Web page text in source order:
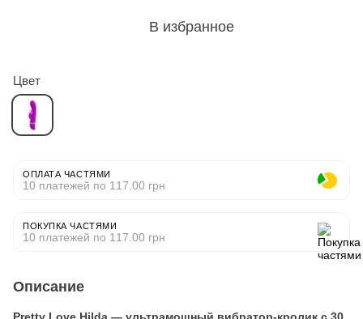
В избранное
Цвет
ОПЛАТА ЧАСТЯМИ
10 платежей по 117.00 грн
ПОКУПКА ЧАСТЯМИ
10 платежей по 117.00 грн
Описание
Pretty Love Hilda — ультрамощный вибратор-кролик с 30